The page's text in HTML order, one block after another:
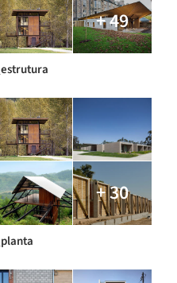
+ 49
_estrutura
+ 30
_planta